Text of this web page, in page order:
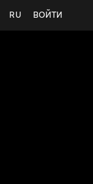
ВОЙТИ
RU